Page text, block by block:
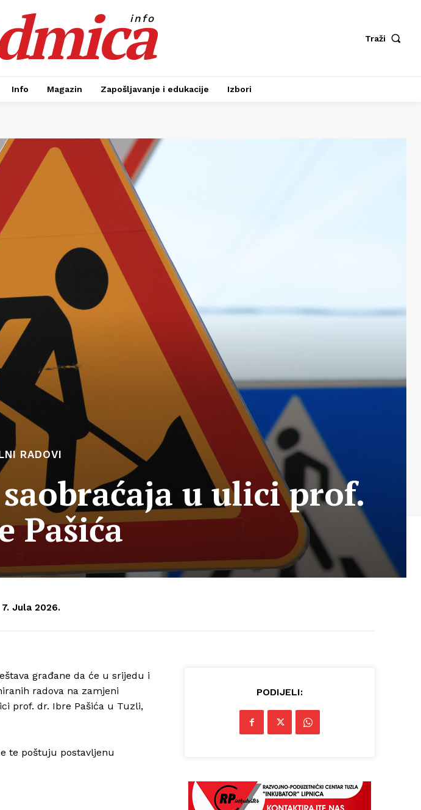
info
Traži
Info Magazin Zapošljavanje i edukacije Izbori
RADOVI
u ulici prof.
Pašića
7. Jula 2026.
građane da će u srijedu i
radova na zamjeni
prof. dr. Ibre Pašića u Tuzli,
te poštuju postavljenu
PODIJELI: